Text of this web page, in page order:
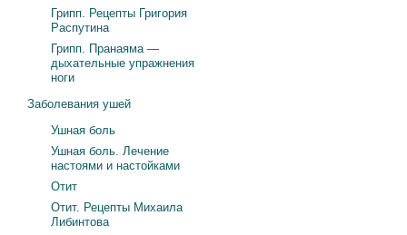
Грипп. Рецепты Григория
Распутина
Грипп. Пранаяма —
дыхательные упражнения
ноги
Заболевания ушей
Ушная боль
Ушная боль. Лечение
настоями и настойками
Отит
Отит. Рецепты Михаила
Либинтова